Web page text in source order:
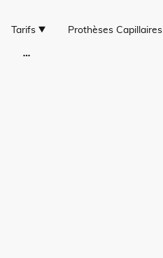
Tarifs Prothèses Capillaires